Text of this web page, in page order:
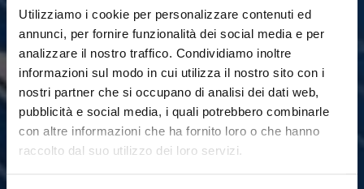
Utilizziamo i cookie per personalizzare contenuti ed
annunci, per fornire funzionalità dei social media e per
analizzare il nostro traffico. Condividiamo inoltre
informazioni sul modo in cui utilizza il nostro sito con i
nostri partner che si occupano di analisi dei dati web,
pubblicità e social media, i quali potrebbero combinarle
con altre informazioni che ha fornito loro o che hanno
raccolto dal suo utilizzo dei loro servizi.